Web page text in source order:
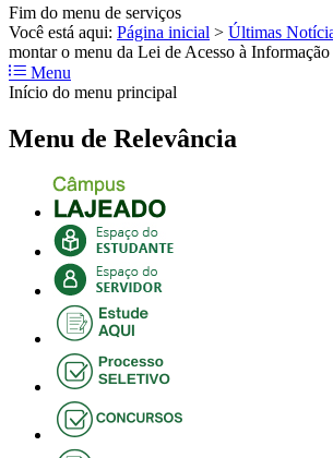
Fim do menu de serviços
Você está aqui: Página inicial > Últimas
montar o menu da Lei de Acesso à Informação
Menu
Início do menu principal
Menu de Relevância